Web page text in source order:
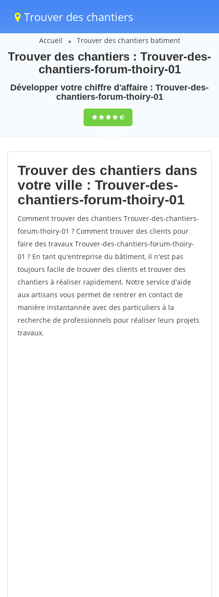
Trouver des chantiers
Accueil Trouver des chantiers batiment
Trouver des chantiers : Trouver-des-
chantiers-forum-thoiry-01
Développer votre chiffre d'affaire : Trouver-des-
chantiers-forum-thoiry-01
9,5(100%)76
votes
Trouver des chantiers dans
votre ville : Trouver-des-
chantiers-forum-thoiry-01
Comment trouver des chantiers Trouver-des-chantiers-
forum-thoiry-01 ? Comment trouver des clients pour
faire des travaux Trouver-des-chantiers-forum-thoiry-
01 ? En tant qu'entreprise du bâtiment, il n'est pas
toujours facile de trouver des clients et trouver des
chantiers à réaliser rapidement. Notre service d'aide
aux artisans vous permet de rentrer en contact de
manière instantannée avec des particuliers à la
recherche de professionnels pour réaliser leurs projets
travaux.